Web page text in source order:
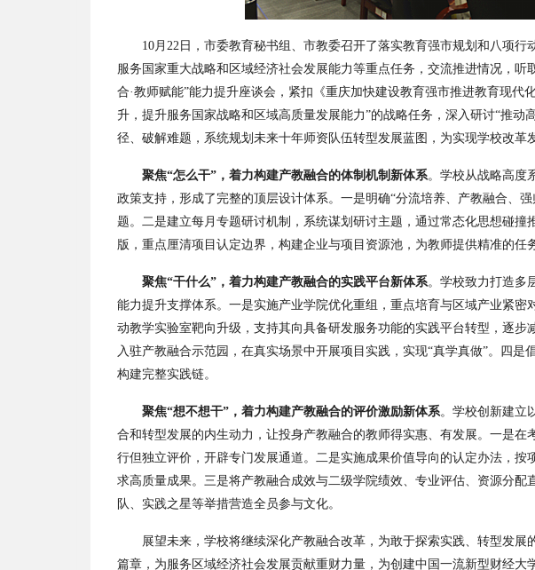
10月22日，市委教育秘书组、市教委召开了落实教育强市规划和八项
服务国家重大战略和区域经济社会发展能力等重点任务，交流推进情况，听
合·教师赋能”能力提升座谈会，紧扣《重庆加快建设教育强市推进教育现代
升，提升服务国家战略和区域高质量发展能力”的战略任务，深入研讨“推动
径、破解难题，系统规划未来十年师资队伍转型发展蓝图，为实现学校改革
聚焦“怎么干”，着力构建产教融合的体制机制 新体系。学校从战略高度
政策支持，形成了完整的顶层设计体系。一是明确“分流培养、产教融合、
题。二是建立每月专题研讨机制， 系统谋划研讨主题， 通过常态化思想碰撞
版，重点厘清项目认定边界，构建企业与项目资源池，为教师提供精准的任
聚焦“干什么”，着力构建产教融合的实践平台新体系。学校致力打造多
能力提升支撑体系。一是实施产业学院优化重组，重点培育与区域产业紧密
动教学实验室靶向升级，支持其向具备研发服务功能的实践平台转型， 逐步
入驻产教融合示范园，在真实场景中开展项目实践，实现“真学真做”。四是
构建完整实践链。
聚焦“想不想干”，着力构建产教融合的评价激励新体系。学校创新建立
合和转型发展的内生动力，让投身产教融合的教师得实惠、有发展。 一是在
行但独立评价，开辟专门发展通道。二是实施成果价值导向的认定办法，按
求高质量成果。三是将产教融合成效与二级学院绩效、专业评估、资源分配
队、实践之星等举措营造全员参与文化。
展望未来，学校将继续深化产教融合改革，为敢于探索实践、转型发展
篇章，为服务区域经济社会发展贡献重财力量 ，为创建中国一流新型财经大